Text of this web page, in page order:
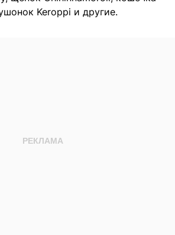
Keroppi и другие.